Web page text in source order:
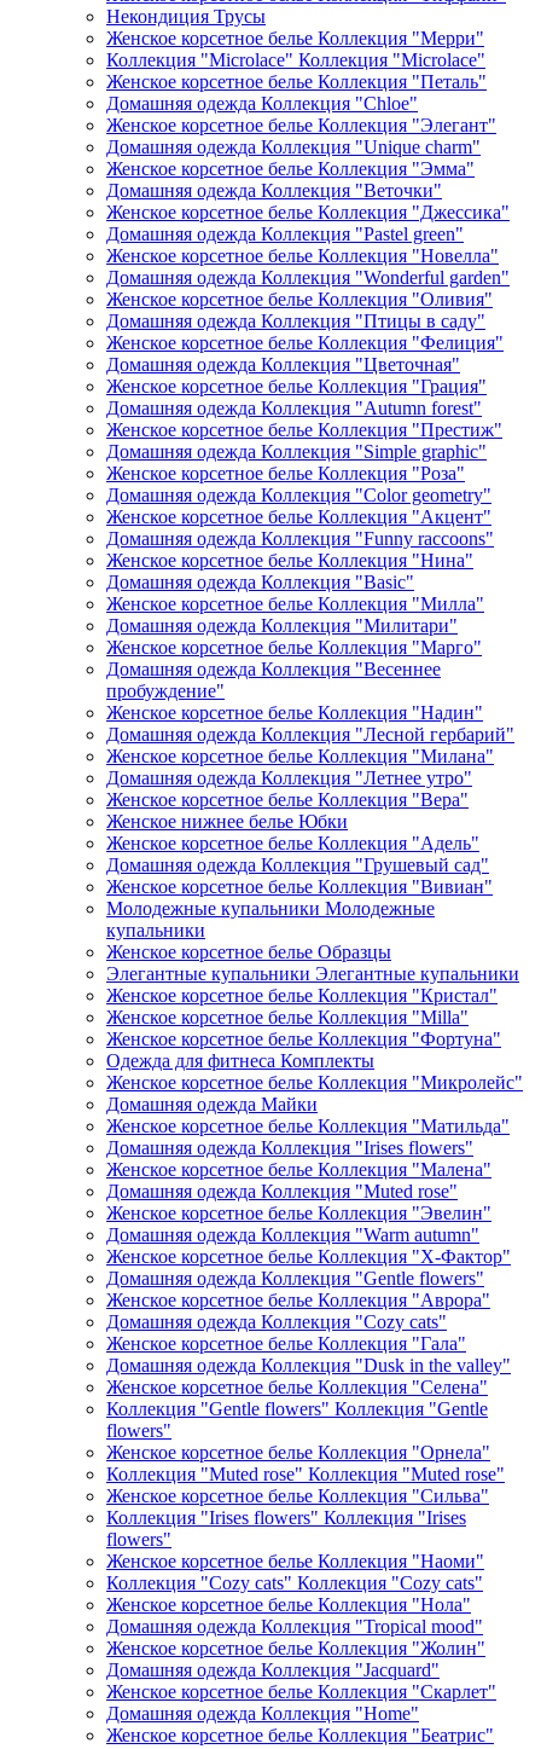
Некондиция Трусы
Женское корсетное белье Коллекция "Мерри"
Коллекция "Microlace" Коллекция "Microlace"
Женское корсетное белье Коллекция "Петаль"
Домашняя одежда Коллекция "Chloe"
Женское корсетное белье Коллекция "Элегант"
Домашняя одежда Коллекция "Unique charm"
Женское корсетное белье Коллекция "Эмма"
Домашняя одежда Коллекция "Веточки"
Женское корсетное белье Коллекция "Джессика"
Домашняя одежда Коллекция "Pastel green"
Женское корсетное белье Коллекция "Новелла"
Домашняя одежда Коллекция "Wonderful garden"
Женское корсетное белье Коллекция "Оливия"
Домашняя одежда Коллекция "Птицы в саду"
Женское корсетное белье Коллекция "Фелиция"
Домашняя одежда Коллекция "Цветочная"
Женское корсетное белье Коллекция "Грация"
Домашняя одежда Коллекция "Autumn forest"
Женское корсетное белье Коллекция "Престиж"
Домашняя одежда Коллекция "Simple graphic"
Женское корсетное белье Коллекция "Роза"
Домашняя одежда Коллекция "Color geometry"
Женское корсетное белье Коллекция "Акцент"
Домашняя одежда Коллекция "Funny raccoons"
Женское корсетное белье Коллекция "Нина"
Домашняя одежда Коллекция "Basic"
Женское корсетное белье Коллекция "Милла"
Домашняя одежда Коллекция "Милитари"
Женское корсетное белье Коллекция "Марго"
Домашняя одежда Коллекция "Весеннее
пробуждение"
Женское корсетное белье Коллекция "Надин"
Домашняя одежда Коллекция "Лесной гербарий"
Женское корсетное белье Коллекция "Милана"
Домашняя одежда Коллекция "Летнее утро"
Женское корсетное белье Коллекция "Вера"
Женское нижнее белье Юбки
Женское корсетное белье Коллекция "Адель"
Домашняя одежда Коллекция "Грушевый сад"
Женское корсетное белье Коллекция "Вивиан"
Молодежные купальники Молодежные
купальники
Женское корсетное белье Образцы
Элегантные купальники Элегантные купальники
Женское корсетное белье Коллекция "Кристал"
Женское корсетное белье Коллекция "Milla"
Женское корсетное белье Коллекция "Фортуна"
Одежда для фитнеса Комплекты
Женское корсетное белье Коллекция "Микролейс"
Домашняя одежда Майки
Женское корсетное белье Коллекция "Матильда"
Домашняя одежда Коллекция "Irises flowers"
Женское корсетное белье Коллекция "Малена"
Домашняя одежда Коллекция "Muted rose"
Женское корсетное белье Коллекция "Эвелин"
Домашняя одежда Коллекция "Warm autumn"
Женское корсетное белье Коллекция "Х-Фактор"
Домашняя одежда Коллекция "Gentle flowers"
Женское корсетное белье Коллекция "Аврора"
Домашняя одежда Коллекция "Cozy cats"
Женское корсетное белье Коллекция "Гала"
Домашняя одежда Коллекция "Dusk in the valley"
Женское корсетное белье Коллекция "Селена"
Коллекция "Gentle flowers" Коллекция "Gentle
flowers"
Женское корсетное белье Коллекция "Орнела"
Коллекция "Muted rose" Коллекция "Muted rose"
Женское корсетное белье Коллекция "Сильва"
Коллекция "Irises flowers" Коллекция "Irises
flowers"
Женское корсетное белье Коллекция "Наоми"
Коллекция "Cozy cats" Коллекция "Cozy cats"
Женское корсетное белье Коллекция "Нола"
Домашняя одежда Коллекция "Tropical mood"
Женское корсетное белье Коллекция "Жолин"
Домашняя одежда Коллекция "Jacquard"
Женское корсетное белье Коллекция "Скарлет"
Домашняя одежда Коллекция "Home"
Женское корсетное белье Коллекция "Беатрис"